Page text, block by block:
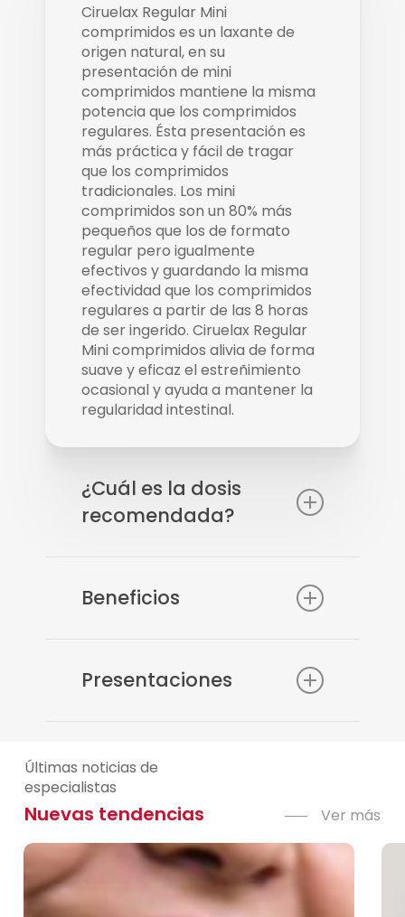
Ciruelax Regular Mini
comprimidos es un laxante de
origen natural, en su
presentación de mini
comprimidos mantiene la misma
potencia que los comprimidos
regulares. Ésta presentación es
más práctica y fácil de tragar
que los comprimidos
tradicionales. Los mini
comprimidos son un 80% más
pequeños que los de formato
regular pero igualmente
efectivos y guardando la misma
efectividad que los comprimidos
regulares a partir de las 8 horas
de ser ingerido. Ciruelax Regular
Mini comprimidos alivia de forma
suave y eficaz el estreñimiento
ocasional y ayuda a mantener la
regularidad intestinal.
¿Cuál es la dosis
recomendada?
años: tomar 1 a 3 comprimidos
recubiertos antes de acostarse
consultar a un médico.
Beneficios
Alivio suave durante la noche
Presentaciones
Últimas noticias de
especialistas
Nuevas tendencias Ver más